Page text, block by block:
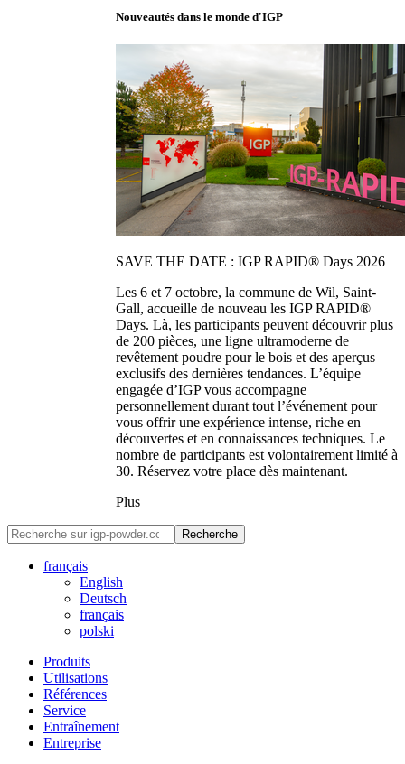
Nouveautés dans le monde d'IGP
SAVE THE DATE : IGP RAPID® Days 2026
Les 6 et 7 octobre, la commune de Wil, Saint-
Gall, accueille de nouveau les IGP RAPID®
Days. Là, les participants peuvent découvrir plus
de 200 pièces, une ligne ultramoderne de
revêtement poudre pour le bois et des aperçus
exclusifs des dernières tendances. L’équipe
engagée d’IGP vous accompagne
personnellement durant tout l’événement pour
vous offrir une expérience intense, riche en
découvertes et en connaissances techniques. Le
nombre de participants est volontairement limité à
30. Réservez votre place dès maintenant.
Plus
Recherche
français
English
Deutsch
français
polski
Produits
Utilisations
Références
Service
Entraînement
Entreprise